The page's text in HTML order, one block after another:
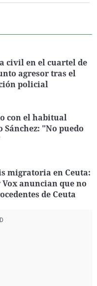
civil en el cuartel de
agresor tras el
policial
con el habitual
"No puedo
migratoria en Ceuta:
Vox anuncian que no
de Ceuta